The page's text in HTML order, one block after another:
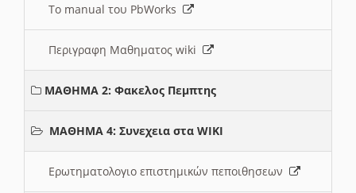
Το manual του PbWorks
Περιγραφη Μαθηματος wiki
ΜΑΘΗΜΑ 2: Φακελος Πεμπτης
ΜΑΘΗΜΑ 4: Συνεχεια στα WIKI
Ερωτηματολογιο επιστημικών πεποιθησεων